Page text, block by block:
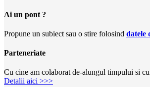
Ai un pont ?
Propune un subiect sau o stire folosind datele
Parteneriate
Cu cine am colaborat de-alungul timpului si
Detalii aici >>>